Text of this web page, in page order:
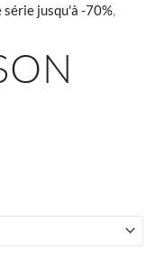
série jusqu'à -70%,